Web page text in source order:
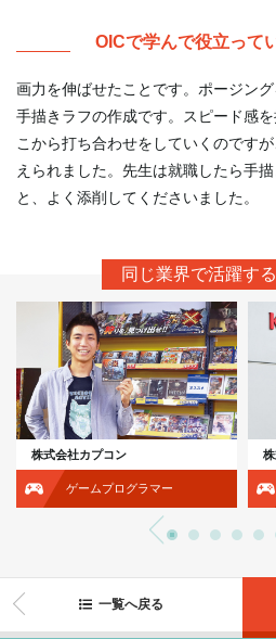
OICで学んで役立って
画力を伸ばせたことです。ポージン
手描きラフの作成です。スピード感
こから打ち合わせをしていくのです
えられました。先生は就職したら手
と、よく添削してくださいました。
同じ業界で活躍す
株式会社カプコン
ゲームプログラマー
一覧へ戻る